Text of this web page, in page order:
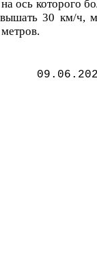
ось которого
30 км/ч,